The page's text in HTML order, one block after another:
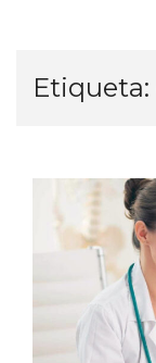
Etiqueta: